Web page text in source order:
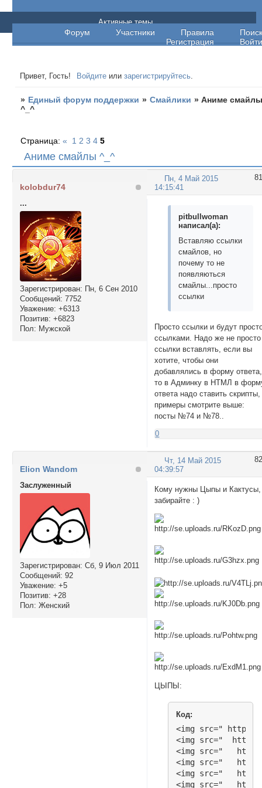
Единый форум поддержки
Форум Участники Правила
Поиск
Регистрация
Войти
Активные темы
Привет, Гость! Войдите илизарегистрируйтесь.
» Единый форум поддержки » Смайлики »Аниме
^_^
Аниме смайлы ^_^
Страница:« 1 2 3 4 5
81
Пн, 4 Май 2015
14:15:41
kolobdur74
...
Зарегистрирован: Пн, 6 Сен 2010
Сообщений: 7752
Уважение: +6313
Позитив: +6823
Пол: Мужской
pitbullwoman
написал(а):
Вставляю ссылки
смайлов, но
почему то не
появляються
смайлы...просто
ссылки
Просто ссылки и будут
ссылками. Надо же не просто
ссылки вставлять, если вы
хотите, чтобы они
добавлялись в форму ответа,
то в Админку в НТМЛ в
ответа надо ставить скрипты,
примеры смотрите выше:
посты №74 и №78..
0
82
Чт, 14 Май 2015
04:39:57
Elion Wandom
Заслуженный
Зарегистрирован: Сб, 9 Июл 2011
Сообщений: 92
Уважение: +5
Позитив: +28
Пол: Женский
Кому нужны Цыпы и Кактусы,
забирайте : )
ЦЫПЫ:
Код:
<img src=" http://
<img src="
<img src="
<img src="
<img src="
<img src="